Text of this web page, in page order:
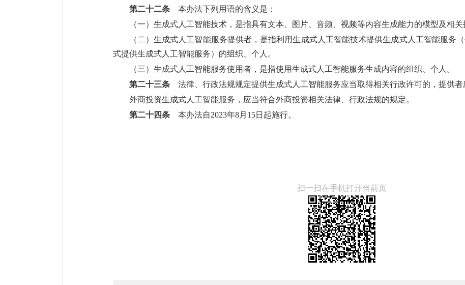
第二十二条本办法下列用语的含义是：
（一）生成式人工智能技术，是指具有文本、图片、音频、视频等内容生成能力的模型及相关
（二）生成式人工智能服务提供者，是指利用生成式人工智能技术提供生成式人工智能服务
式提供生成式人工智能服务）的组织、个人。
（三）生成式人工智能服务使用者，是指使用生成式人工智能服务生成内容的组织、个人。
第二十三条法律、行政法规规定提供生成式人工智能服务应当取得相关行政许可的，提供者
外商投资生成式人工智能服务，应当符合外商投资相关法律、行政法规的规定。
第二十四条本办法自2023年8月15日起施行。
扫一扫在手机打开当前页